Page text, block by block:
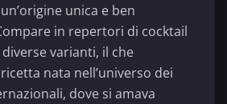
unica e ben
in repertori di cocktail
diverse varianti, il che
nata nell’universo dei
dove si amava